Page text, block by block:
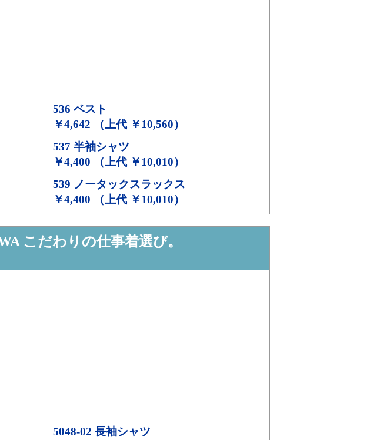
536 ベスト
￥4,642 （上代 ￥10,560）
537 半袖シャツ
￥4,400 （上代 ￥10,010）
539 ノータックスラックス
￥4,400 （上代 ￥10,010）
こだわりの仕事着選び。
5048-02 長袖シャツ